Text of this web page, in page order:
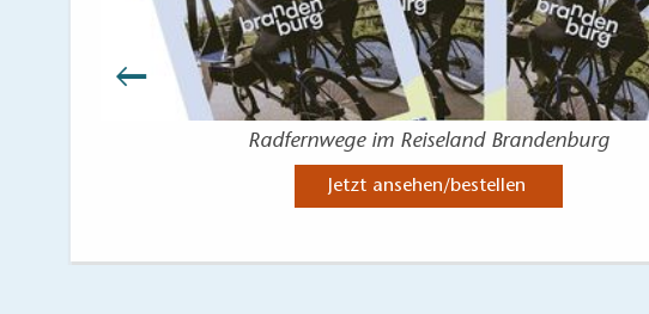
Radfernwege im Reiseland Brandenburg
Jetzt ansehen/bestellen